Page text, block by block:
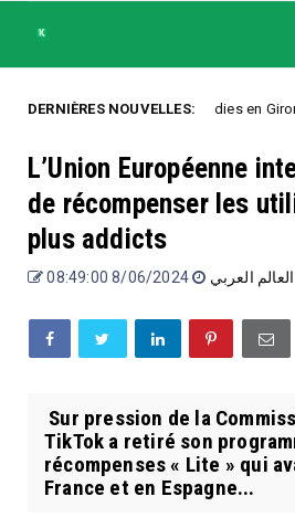
DERNIÈRES NOUVELLES:
Uncategorized Incendies en Gironde : le
L’Union Européenne
de récompenser les
plus addicts
العالم العربي
Sur pression de la
TikTok a retiré son
récompenses « Lite » qui
France et en Espagne...